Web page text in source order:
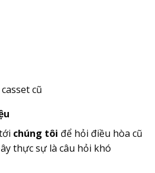
cũ
chúng tôi để hỏi điều hòa cũ
thực sự là câu hỏi khó